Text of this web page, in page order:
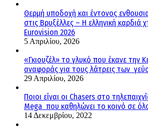
Θερμή υποδοχή και έντονος
στις Βρυξέλλες – Η ελληνική καρδιά
Eurovision 2026
5 Απριλίου, 2026
«Γκιουζέλ» το γλυκό που έκανε την
αναφοράς για τους λάτρεις των
29 Απριλίου, 2026
Ποιοι είναι οι Chasers στο
Mega που καθηλώνει το κοινό σε
14 Δεκεμβρίου, 2022